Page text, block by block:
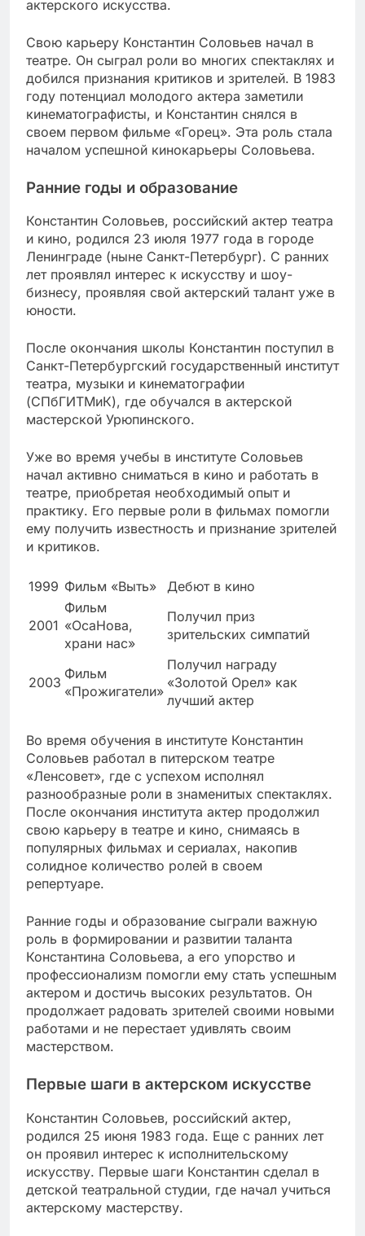
актерского искусства.
Свою карьеру Константин Соловьев начал в
театре. Он сыграл роли во многих спектаклях и
добился признания критиков и зрителей. В 1983
году потенциал молодого актера заметили
кинематографисты, и Константин снялся в
своем первом фильме «Горец». Эта роль стала
началом успешной кинокарьеры Соловьева.
Ранние годы и образование
Константин Соловьев, российский актер театра
и кино, родился 23 июля 1977 года в городе
Ленинграде (ныне Санкт-Петербург). С ранних
лет проявлял интерес к искусству и шоу-
бизнесу, проявляя свой актерский талант уже в
юности.
После окончания школы Константин поступил в
Санкт-Петербургский государственный институт
театра, музыки и кинематографии
(СПбГИТМиК), где обучался в актерской
мастерской Урюпинского.
Уже во время учебы в институте Соловьев
начал активно сниматься в кино и работать в
театре, приобретая необходимый опыт и
практику. Его первые роли в фильмах помогли
ему получить известность и признание зрителей
и критиков.
1999 Фильм «Выть» Дебют в кино
2001
Фильм
«ОсаНова,
храни нас»
Получил приз
зрительских симпатий
2003
Фильм
«Прожигатели»
Получил награду
«Золотой Орел» как
лучший актер
Во время обучения в институте Константин
Соловьев работал в питерском театре
«Ленсовет», где с успехом исполнял
разнообразные роли в знаменитых спектаклях.
После окончания института актер продолжил
свою карьеру в театре и кино, снимаясь в
популярных фильмах и сериалах, накопив
солидное количество ролей в своем
репертуаре.
Ранние годы и образование сыграли важную
роль в формировании и развитии таланта
Константина Соловьева, а его упорство и
профессионализм помогли ему стать успешным
актером и достичь высоких результатов. Он
продолжает радовать зрителей своими новыми
работами и не перестает удивлять своим
мастерством.
Первые шаги в актерском искусстве
Константин Соловьев, российский актер,
родился 25 июня 1983 года. Еще с ранних лет
он проявил интерес к исполнительскому
искусству. Первые шаги Константин сделал в
детской театральной студии, где начал учиться
актерскому мастерству.